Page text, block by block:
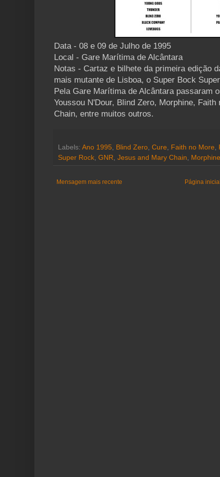
Data - 08 e 09 de Julho de 1995
Local - Gare Marítima de Alcântara
Notas - Cartaz e bilhete da primeira edição
mais mutante de Lisboa, o Super Bock
Pela Gare Marítima de Alcântara passaram
Youssou N'Dour, Blind Zero, Morphine,
Chain, entre muitos outros.
Labels: Ano 1995, Blind Zero, Cure, Faith no More,
Super Rock, GNR, Jesus and Mary Chain, Morphine
Mensagem mais recente Página